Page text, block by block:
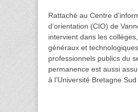
Rattaché au Centre
d’orientation (CIO) de
intervient dans les
généraux et
professionnels publics du
permanence est aussi
à l’Université Bretagne Sud